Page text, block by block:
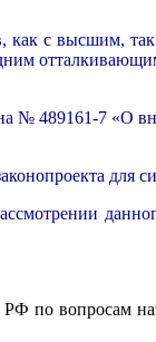
как с высшим,
№ 489161-7 «О
для
по вопросам